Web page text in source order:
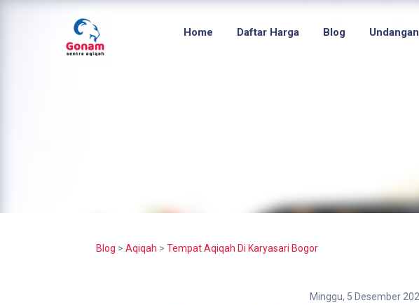
Home Daftar Harga Blog
Blog > Aqiqah > Tempat Aqiqah Di Karyasari Bogor
Minggu, 5 Desember